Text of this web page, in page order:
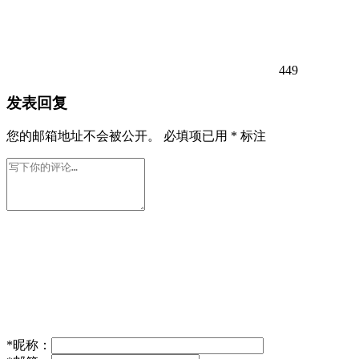
449
发表回复
您的邮箱地址不会被公开。 必填项已用 * 标注
*昵称：